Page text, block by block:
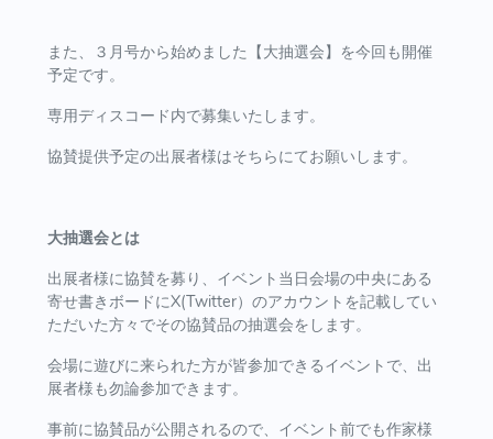
また、３月号から始めました【大抽選会】を今回も開催
予定です。
専用ディスコード内で募集いたします。
協賛提供予定の出展者様はそちらにてお願いします。
大抽選会とは
出展者様に協賛を募り、イベント当日会場の中央にある
寄せ書きボードにX(Twitter）のアカウントを記載してい
ただいた方々でその協賛品の抽選会をします。
会場に遊びに来られた方が皆参加できるイベントで、出
展者様も勿論参加できます。
事前に協賛品が公開されるので、イベント前でも作家様